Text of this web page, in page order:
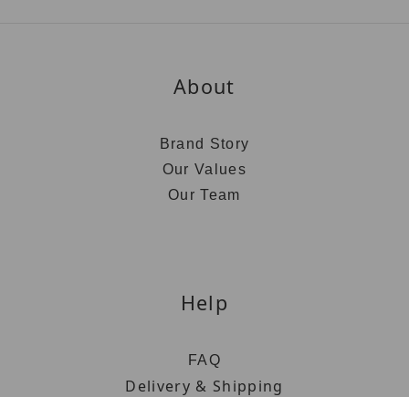
About
Brand Story
Our Values
Our Team
Help
FAQ
Delivery & Shipping